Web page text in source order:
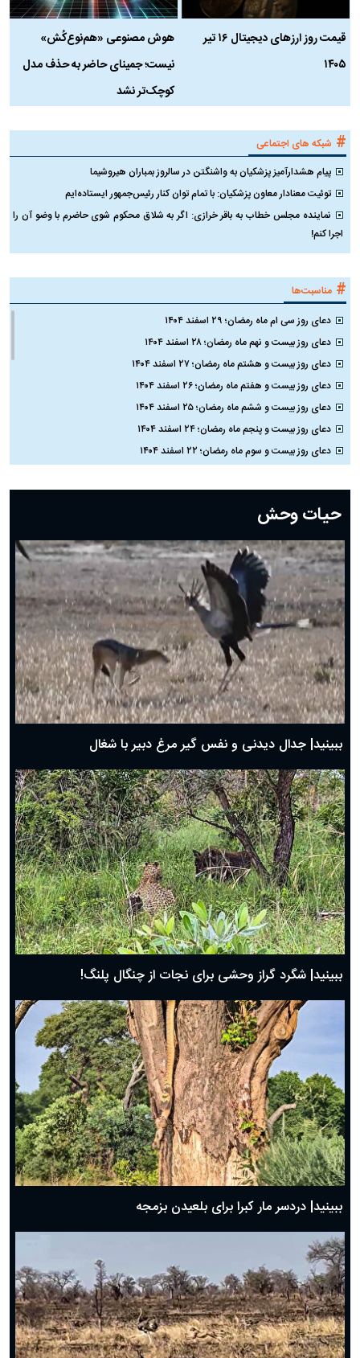
قیمت روز ارز‌های دیجیتال ۱۶ تیر
۱۴۰۵
هوش مصنوعی «هم‌نوع‌کُش»
نیست؛ جمینای حاضر به حذف مدل
کوچک‌تر نشد
# شبکه های اجتماعی
پیام هشدارآمیز پزشکیان به واشنگتن در سالروز بمباران هیروشیما
توئیت معنادار معاون پزشکیان: با تمام توان کنار رئیس‌جمهور ایستاده‌ایم
نماینده مجلس خطاب به باقر خرازی: اگر به شلاق محکوم شوی حاضرم با وضو آن را
اجرا کنم!
# مناسبت‌ها
دعای روز سی ام ماه رمضان؛ ۲۹ اسفند ۱۴۰۴
دعای روز بیست و نهم ماه رمضان؛ ۲۸ اسفند ۱۴۰۴
دعای روز بیست و هشتم ماه رمضان؛ ۲۷ اسفند ۱۴۰۴
دعای روز بیست و هفتم ماه رمضان؛ ۲۶ اسفند ۱۴۰۴
دعای روز بیست و ششم ماه رمضان؛ ۲۵ اسفند ۱۴۰۴
دعای روز بیست و پنجم ماه رمضان؛ ۲۴ اسفند ۱۴۰۴
دعای روز بیست و سوم ماه رمضان؛ ۲۲ اسفند ۱۴۰۴
دعای روز بیستم ماه رمضان؛ ۱۹ اسفند ۱۴۰۴
دعای روز هشتم ماه مبارک رمضان؛ ۷ اسفند ماه ۱۴۰۴
دعای روز هفتم ماه رمضان؛ ۶ اسفند ۱۴۰۴
دعای روز ششم ماه رمضان؛ ۵ اسفند ۱۴۰۴
دعای روز پنجم ماه رمضان؛ ۴ اسفند ۱۴۰۴
دعای روز چهارم ماه مبارک رمضان؛ ۳ اسفند ۱۴۰۴
دعای روز سوم ماه مبارک رمضان؛ ۱۴ اسفند ۱۴۰۴
دعای روز دوم ماه مبارک رمضان ۱ اسفند ماه ۱۴۰۴
دعای روز اول ماه مبارک رمضان، ۳۰ بهمن ۱۴۰۴
حضرت زینب(س) چگونه از دنیا رفت؟
بهترین پیامک تبریک روز پدر ۱۴۰۴؛ جملات زیبا و صمیمانه
حیات وحش
ببینید| جدال دیدنی و نفس گیر مرغ دبیر با شغال
ببینید| شگرد گراز وحشی برای نجات از چنگال پلنگ!
ببینید| دردسر مار کبرا برای بلعیدن بزمجه